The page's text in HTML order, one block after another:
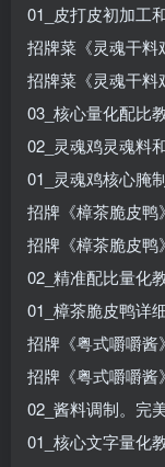
01_皮打皮初加
招牌菜《灵魂干
招牌菜《灵魂干
03_核心量化配
02_灵魂鸡灵魂
01_灵魂鸡核心
招牌《樟茶脆皮
招牌《樟茶脆皮
02_精准配比量
01_樟茶脆皮鸭
招牌《粤式嚼嚼
招牌《粤式嚼嚼
02_酱料调制。
01_核心文字量